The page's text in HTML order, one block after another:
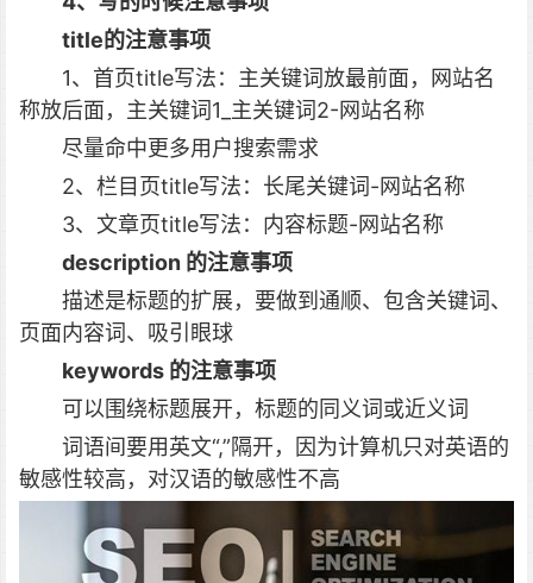
title的注意事项
1、首页title写法：主关键词放最前面，网站名
称放后面，主关键词1_主关键词2-网站名称
尽量命中更多用户搜索需求
2、栏目页title写法：长尾关键词-网站名称
3、文章页title写法：内容标题-网站名称
description 的注意事项
描述是标题的扩展，要做到通顺、包含关键词、
页面内容词、吸引眼球
keywords 的注意事项
可以围绕标题展开，标题的同义词或近义词
词语间要用英文“,”隔开，因为计算机只对英语的
敏感性较高，对汉语的敏感性不高